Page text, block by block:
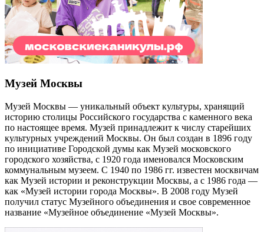
Музей Москвы
Музей Москвы — уникальный объект культуры, хранящий
историю столицы Российского государства с каменного века
по настоящее время. Музей принадлежит к числу старейших
культурных учреждений Москвы. Он был создан в 1896 году
по инициативе Городской думы как Музей московского
городского хозяйства, с 1920 года именовался Московским
коммунальным музеем. С 1940 по 1986 гг. известен москвичам
как Музей истории и реконструкции Москвы, а с 1986 года —
как «Музей истории города Москвы». В 2008 году Музей
получил статус Музейного объединения и свое современное
название «Музейное объединение «Музей Москвы».